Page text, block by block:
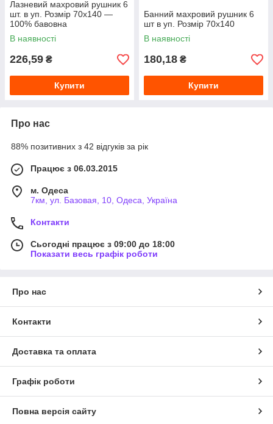
Лазневий махровий рушник 6
шт. в уп. Розмір 70х140 —
100% бавовна
В наявності
226,59 ₴
Купити
Банний махровий рушник 6
шт в уп. Розмір 70х140
В наявності
180,18 ₴
Купити
Про нас
88% позитивних з 42 відгуків за рік
Працює з 06.03.2015
м. Одеса
7км, ул. Базовая, 10, Одеса, Україна
Контакти
Сьогодні працює з 09:00 до 18:00
Показати весь графік роботи
Про нас
Контакти
Доставка та оплата
Графік роботи
Повна версія сайту